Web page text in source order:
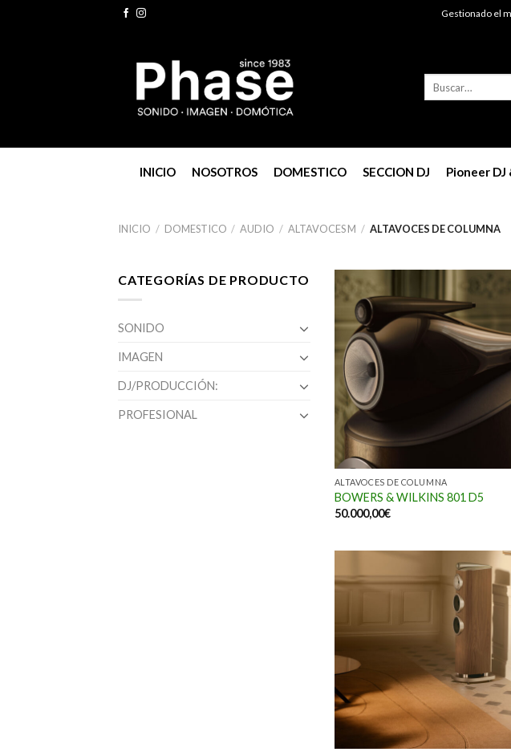
Gestionado el
INICIO NOSOTROS DOMESTICO SECCION DJ Pioneer
INICIO / DOMESTICO / AUDIO / ALTAVOCES M / ALTAVOCES DE COLUMNA
CATEGORÍAS DE PRODUCTO
SONIDO
IMAGEN
DJ/PRODUCCIÓN:
PROFESIONAL
ALTAVOCES DE COLUMNA
BOWERS & WILKINS 801 D5
50.000,00€